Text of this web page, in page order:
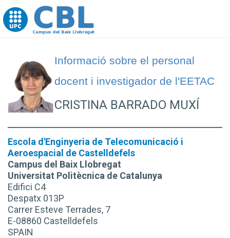
Go to upc.edu
Informació sobre el personal
docent i investigador de l'EETAC
CRISTINA BARRADO MUXÍ
Escola d'Enginyeria de Telecomunicació i
Aeroespacial de Castelldefels
Campus del Baix Llobregat
Universitat Politècnica de Catalunya
Edifici C4
Despatx 013P
Carrer Esteve Terrades, 7
E-08860 Castelldefels
SPAIN